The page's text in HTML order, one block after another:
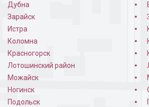
Дубна
Зарайск
Истра
Коломна
Красногорск
Лотошинский район
Можайск
Ногинск
Подольск